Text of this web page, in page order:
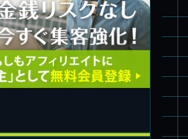
ンダイ HG バーグラリードッグ